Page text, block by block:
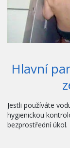
Hlavní
Jestli používáte
hygienickou
bezprostřední úkol.